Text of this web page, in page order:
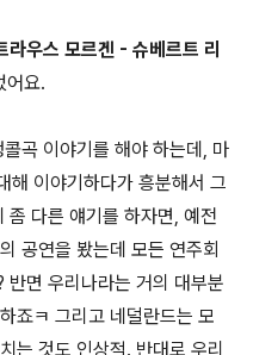
우스 모르겐 - 슈베르트 리
어요.
곡 이야기를 해야 하는데, 마
해 이야기하다가 흥분해서 그
좀 다른 얘기를 하자면, 예전
공연을 봤는데 모든 연주회
면 우리나라는 거의 대부분
죠ㅋ 그리고 네덜란드는 모
는 것도 인상적. 반대로 우리